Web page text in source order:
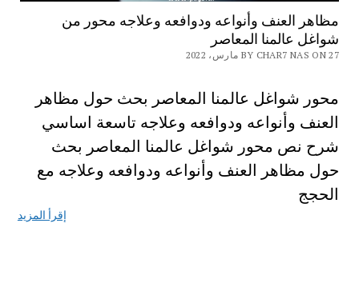
مظاهر العنف وأنواعه ودوافعه وعلاجه محور من
شواغل عالمنا المعاصر
BY CHAR7 NAS ON 27 مارس، 2022
محور شواغل عالمنا المعاصر بحث حول مظاهر
العنف وأنواعه ودوافعه وعلاجه تاسعة اساسي
شرح نص محور شواغل عالمنا المعاصر بحث
حول مظاهر العنف وأنواعه ودوافعه وعلاجه مع
الحجج
إقرأ المزيد